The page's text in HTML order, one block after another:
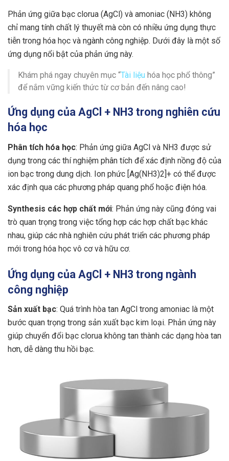
Phản ứng giữa bạc clorua (AgCl) và amoniac (NH3) không
chỉ mang tính chất lý thuyết mà còn có nhiều ứng dụng thực
tiễn trong hóa học và ngành công nghiệp. Dưới đây là một số
ứng dụng nổi bật của phản ứng này.
Khám phá ngay chuyên mục “Tài liệu hóa học phổ thông”
để nắm vững kiến thức từ cơ bản đến nâng cao!
Ứng dụng của AgCl + NH3 trong nghiên cứu
hóa học
Phân tích hóa học: Phản ứng giữa AgCl và NH3 được sử
dụng trong các thí nghiệm phân tích để xác định nồng độ của
ion bạc trong dung dịch. Ion phức [Ag(NH3​)2​]+ có thể được
xác định qua các phương pháp quang phổ hoặc điện hóa.
Synthesis các hợp chất mới: Phản ứng này cũng đóng vai
trò quan trọng trong việc tổng hợp các hợp chất bạc khác
nhau, giúp các nhà nghiên cứu phát triển các phương pháp
mới trong hóa học vô cơ và hữu cơ.
Ứng dụng của AgCl + NH3 trong ngành
công nghiệp
Sản xuất bạc: Quá trình hòa tan AgCl trong amoniac là một
bước quan trọng trong sản xuất bạc kim loại. Phản ứng này
giúp chuyển đổi bạc clorua không tan thành các dạng hòa tan
hơn, dễ dàng thu hồi bạc.